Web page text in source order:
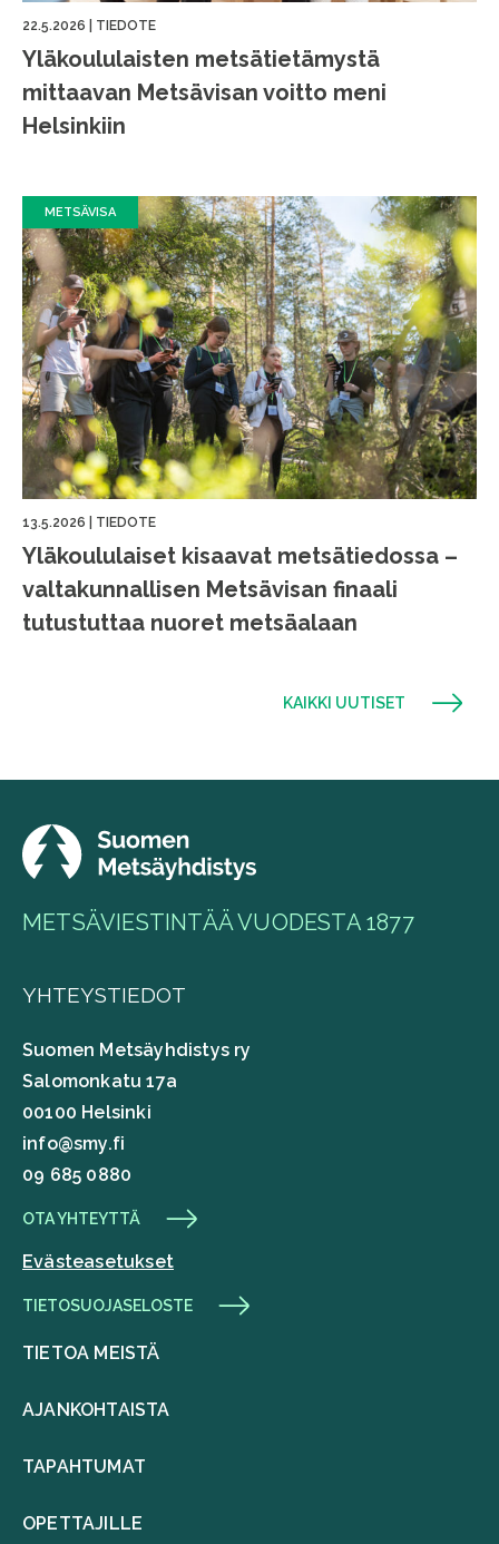
22.5.2026 TIEDOTE
Yläkoululaisten metsätietämystä
mittaavan Metsävisan voitto meni
Helsinkiin
METSÄVISA
13.5.2026 TIEDOTE
Yläkoululaiset kisaavat metsätiedossa –
valtakunnallisen Metsävisan finaali
tutustuttaa nuoret metsäalaan
KAIKKI UUTISET
METSÄVIESTINTÄÄ VUODESTA 1877
YHTEYSTIEDOT
Suomen Metsäyhdistys ry
Salomonkatu 17a
00100 Helsinki
info@smy.fi
09 685 0880
OTA YHTEYTTÄ
Evästeasetukset
TIETOSUOJASELOSTE
TIETOA MEISTÄ
AJANKOHTAISTA
TAPAHTUMAT
OPETTAJILLE